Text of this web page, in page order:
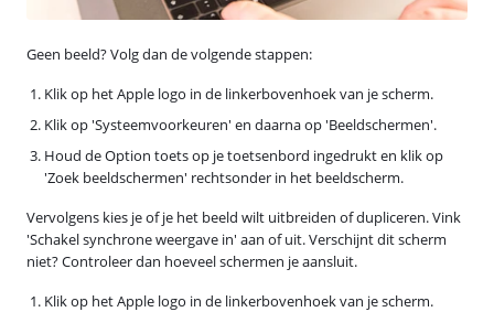
Geen beeld? Volg dan de volgende stappen:
Klik op het Apple logo in de linkerbovenhoek van je scherm.
Klik op 'Systeemvoorkeuren' en daarna op 'Beeldschermen'.
Houd de Option toets op je toetsenbord ingedrukt en klik op
'Zoek beeldschermen' rechtsonder in het beeldscherm.
Vervolgens kies je of je het beeld wilt uitbreiden of dupliceren. Vink
'Schakel synchrone weergave in' aan of uit. Verschijnt dit scherm
niet? Controleer dan hoeveel schermen je aansluit.
Klik op het Apple logo in de linkerbovenhoek van je scherm.